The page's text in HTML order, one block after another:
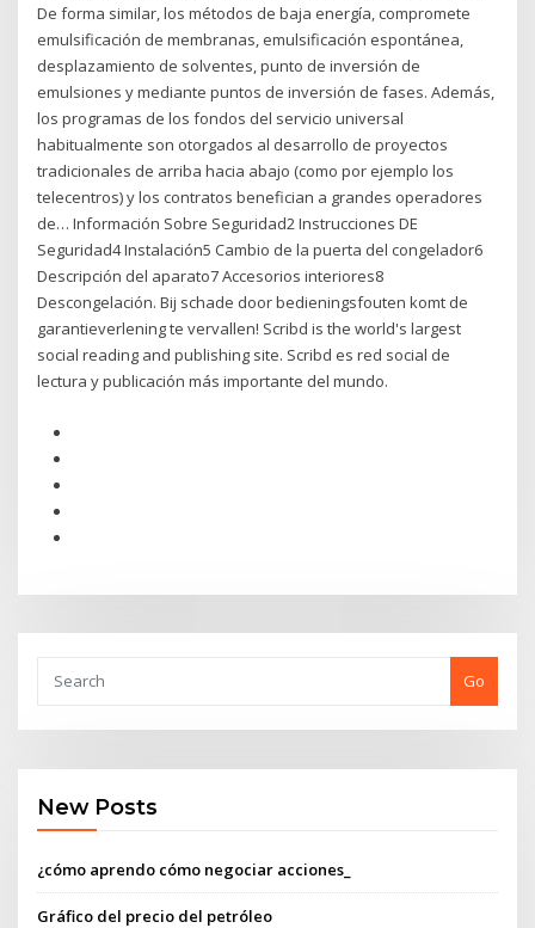
De forma similar, los métodos de baja energía, compromete
emulsificación de membranas, emulsificación espontánea,
desplazamiento de solventes, punto de inversión de
emulsiones y mediante puntos de inversión de fases. Además,
los programas de los fondos del servicio universal
habitualmente son otorgados al desarrollo de proyectos
tradicionales de arriba hacia abajo (como por ejemplo los
telecentros) y los contratos benefician a grandes operadores
de… Información Sobre Seguridad2 Instrucciones DE
Seguridad4 Instalación5 Cambio de la puerta del congelador6
Descripción del aparato7 Accesorios interiores8
Descongelación. Bij schade door bedieningsfouten komt de
garantieverlening te vervallen! Scribd is the world's largest
social reading and publishing site. Scribd es red social de
lectura y publicación más importante del mundo.
Go
New Posts
¿cómo aprendo cómo negociar acciones_
Gráfico del precio del petróleo